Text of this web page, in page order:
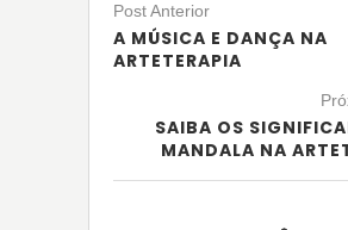
Post Anterior
A MÚSICA E DANÇA NA
ARTETERAPIA
SAIBA OS
MANDALA NA